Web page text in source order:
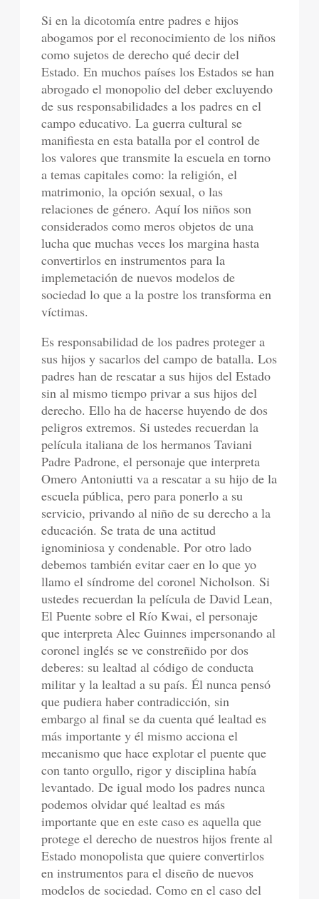
Si en la dicotomía entre padres e hijos
abogamos por el reconocimiento de los niños
como sujetos de derecho qué decir del
Estado. En muchos países los Estados se han
abrogado el monopolio del deber excluyendo
de sus responsabilidades a los padres en el
campo educativo. La guerra cultural se
manifiesta en esta batalla por el control de
los valores que transmite la escuela en torno
a temas capitales como: la religión, el
matrimonio, la opción sexual, o las
relaciones de género. Aquí los niños son
considerados como meros objetos de una
lucha que muchas veces los margina hasta
convertirlos en instrumentos para la
implemetación de nuevos modelos de
sociedad lo que a la postre los transforma en
víctimas.
Es responsabilidad de los padres proteger a
sus hijos y sacarlos del campo de batalla. Los
padres han de rescatar a sus hijos del Estado
sin al mismo tiempo privar a sus hijos del
derecho. Ello ha de hacerse huyendo de dos
peligros extremos. Si ustedes recuerdan la
película italiana de los hermanos Taviani
Padre Padrone, el personaje que interpreta
Omero Antoniutti va a rescatar a su hijo de la
escuela pública, pero para ponerlo a su
servicio, privando al niño de su derecho a la
educación. Se trata de una actitud
ignominiosa y condenable. Por otro lado
debemos también evitar caer en lo que yo
llamo el síndrome del coronel Nicholson. Si
ustedes recuerdan la película de David Lean,
El Puente sobre el Río Kwai, el personaje
que interpreta Alec Guinnes impersonando al
coronel inglés se ve constreñido por dos
deberes: su lealtad al código de conducta
militar y la lealtad a su país. Él nunca pensó
que pudiera haber contradicción, sin
embargo al final se da cuenta qué lealtad es
más importante y él mismo acciona el
mecanismo que hace explotar el puente que
con tanto orgullo, rigor y disciplina había
levantado. De igual modo los padres nunca
podemos olvidar qué lealtad es más
importante que en este caso es aquella que
protege el derecho de nuestros hijos frente al
Estado monopolista que quiere convertirlos
en instrumentos para el diseño de nuevos
modelos de sociedad. Como en el caso del